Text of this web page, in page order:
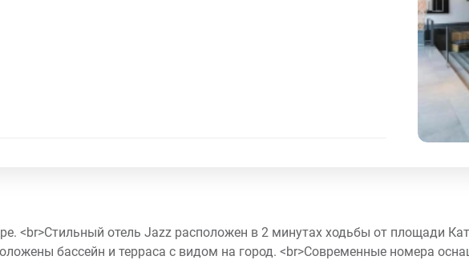
<br>Стильный отель Jazz расположен в 2 минутах ходьбы от площади
бассейн и терраса с видом на город. <br>Современные номера